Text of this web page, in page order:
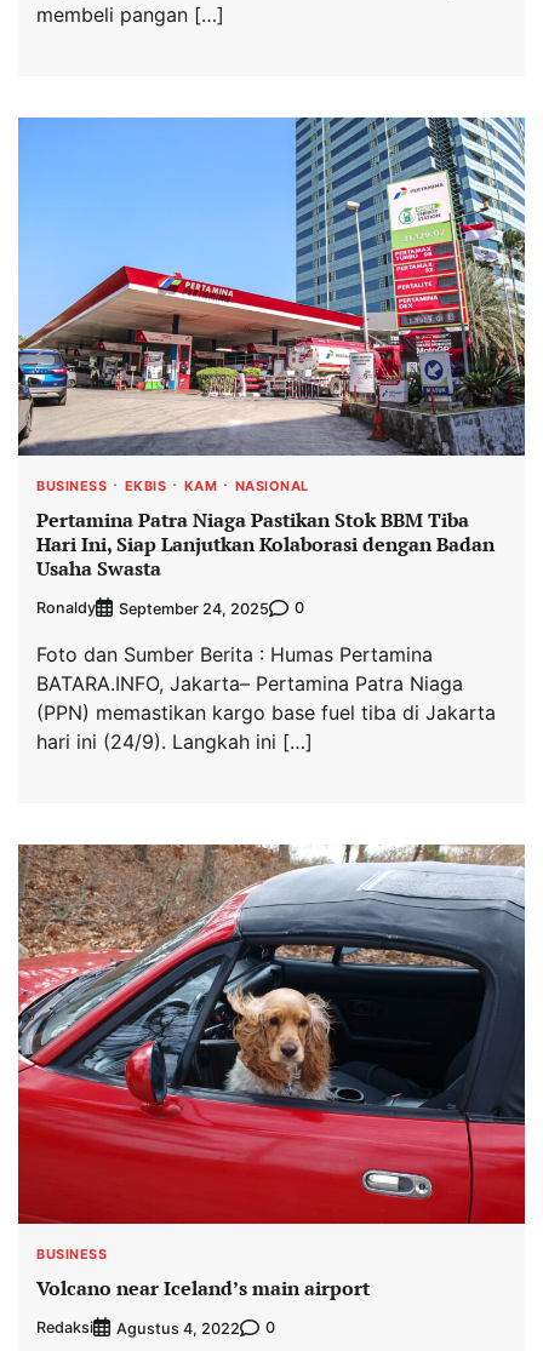
membeli pangan […]
BUSINESS EKBIS KAM NASIONAL
Pertamina Patra Niaga Pastikan Stok BBM Tiba
Hari Ini, Siap Lanjutkan Kolaborasi dengan Badan
Usaha Swasta
Ronaldy September 24, 2025 0
Foto dan Sumber Berita : Humas Pertamina
BATARA.INFO, Jakarta– Pertamina Patra Niaga
(PPN) memastikan kargo base fuel tiba di Jakarta
hari ini (24/9). Langkah ini […]
BUSINESS
Volcano near Iceland’s main airport
Redaksi Agustus 4, 2022 0